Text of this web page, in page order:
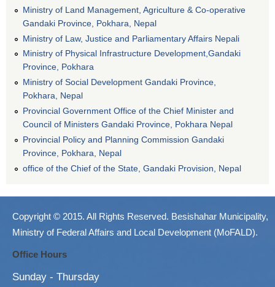
Ministry of Land Management, Agriculture & Co-operative
Gandaki Province, Pokhara, Nepal
Ministry of Law, Justice and Parliamentary Affairs Nepali
Ministry of Physical Infrastructure Development,Gandaki
Province, Pokhara
Ministry of Social Development Gandaki Province,
Pokhara, Nepal
Provincial Government Office of the Chief Minister and
Council of Ministers Gandaki Province, Pokhara Nepal
Provincial Policy and Planning Commission Gandaki
Province, Pokhara, Nepal
office of the Chief of the State, Gandaki Provision, Nepal
Copyright © 2015. All Rights Reserved. Besishahar Municipality,
Ministry of Federal Affairs and Local Development (MoFALD).
Office Hours
Sunday - Thursday